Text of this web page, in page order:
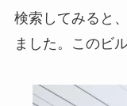
検索してみると
ました。このビ